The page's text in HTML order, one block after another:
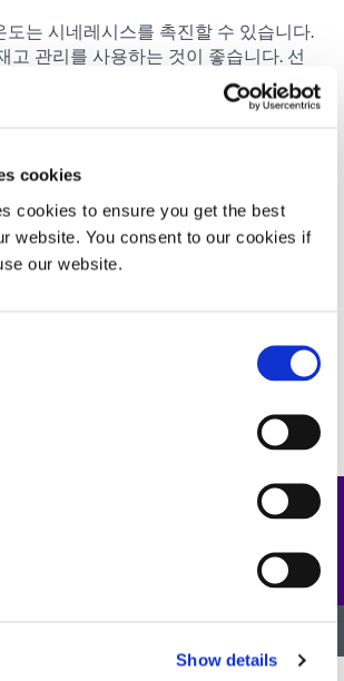
cookies
cookies to ensure you get the best
website. You consent to our cookies if
our website.
Show details
도는 시네레시스를 촉진할 수 있습니다.
고 관리를 사용하는 것이 좋습니다. 선
제품을 사용하기 전에 보관하는 시간
니다. 또한 시네레시스가 발생하기 쉬운
하면 혼합은 혼합물을 균질한 상태로
적인 방법입니다. 혼합은 전통적인 패
행할 수 있으며(공기 포획을 최소화하
서를 사용하여 수행할 수 있습니다.